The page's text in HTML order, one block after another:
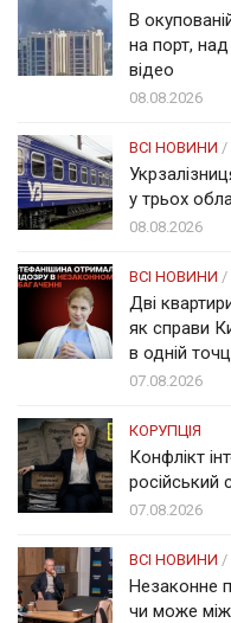
В
на порт,
відео
08.08.2026
ВСІ НОВИНИ /
у трьох
08.08.2026
ВСІ НОВИНИ /
Дві
як справи
в одній
07.08.2026
КОРУПЦІЯ
Конфлікт
російський
07.08.2026
ВСІ НОВИНИ /
Незаконне
чи може